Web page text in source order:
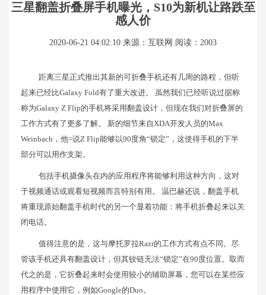
三星翻盖折叠屏手机曝光，S10为新机让路跌至
感人价
2020-06-21 04:02:10 来源：互联网 阅读：2003
距离三星正式推出其新的可折叠手机还有几周的路程，但听
起来已经比Galaxy Fold有了重大改进。 虽然我们已经听说过据称
称为Galaxy Z Flip的手机将采用翻盖设计，但现在我们对折叠屏的
工作方式有了更多了解。 新的细节来自XDA开发人员的Max
Weinbach，他=说Z Flip能够以90度角“锁定”，这使得手机的下半
部分可以用作支架。
包括手机摄像头在内的应用程序将能够利用这种方向，这对
于视频通话或观看短视频而言特别有用。 温巴赫还说，翻盖手机
将重现原始翻盖手机时代的另一个显着功能：将手机折叠起来以关
闭电话。
值得注意的是，这与摩托罗拉Razr的工作方式有点不同。尽
管该手机还具有翻盖设计，但其铰链无法“锁定”在90度位置。取而
代之的是，它折叠起来时会使用较小的辅助屏幕，您可以在某些应
用程序中使用它，例如Google的Duo。